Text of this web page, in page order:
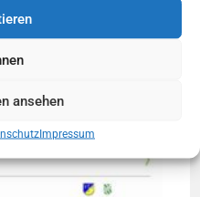
ansehen
Impressum